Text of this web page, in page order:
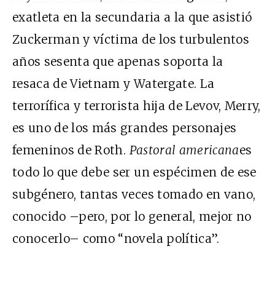
exatleta en la secundaria a la que asistió
Zuckerman y víctima de los turbulentos
años sesenta que apenas soporta la
resaca de Vietnam y Watergate. La
terrorífica y terrorista hija de Levov, Merry,
es uno de los más grandes personajes
femeninos de Roth. Pastoral americanaes
todo lo que debe ser un espécimen de ese
subgénero, tantas veces tomado en vano,
conocido –pero, por lo general, mejor no
conocerlo– como “novela política”.